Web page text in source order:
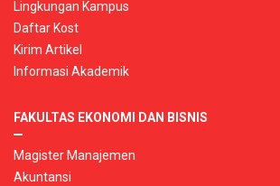
Lingkungan Kampus
Daftar Kost
Kirim Artikel
Informasi Akademik
FAKULTAS EKONOMI DAN BISNIS
Magister Manajemen
Akuntansi